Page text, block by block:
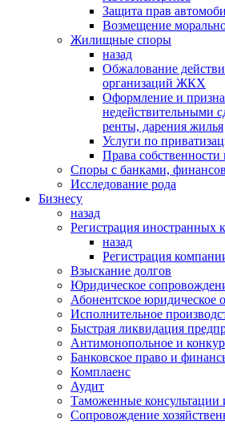
Защита прав
Возмещение
Жилищные споры
назад
Обжалование
организаций ЖКХ
Оформление и
недействительными
ренты, дарения жилья
Услуги по
Права собственности
Cпоры с банками,
Исследование рода
Бизнесу
назад
Регистрация иностранных
назад
Регистрация
Взыскание долгов
Юридическое
Абонентское юридическое
Исполнительное
Быстрая ликвидация
Антимонопольное и
Банковское право и
Комплаенс
Аудит
Таможенные консультации
Сопровождение